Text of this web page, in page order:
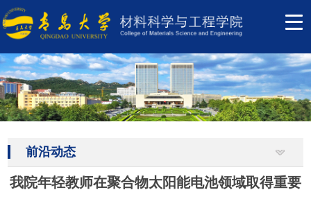
前沿动态
我院年轻教师在聚合物太阳能电池领域取得重要